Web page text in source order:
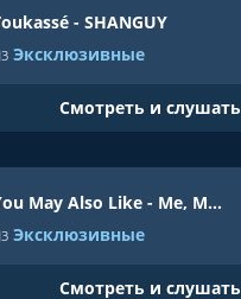
- SHANGUY
Эксклюзивные
Cмотреть и слушать
You May Also Like - Me, Myself & I
Эксклюзивные
Cмотреть и слушать